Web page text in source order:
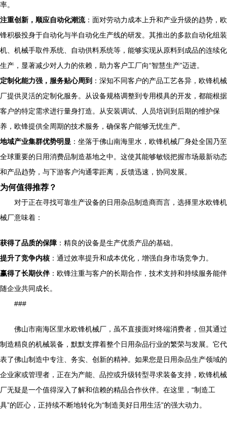
率。
注重创新，顺应自动化潮流：面对劳动力成本上升和产业升级的趋势，欧
锋积极投身于自动化与半自动化生产线的研发。其推出的多款自动化组装
机、机械手取件系统、自动供料系统等，能够实现从原料到成品的连续化
生产，显著减少对人力的依赖，助力客户工厂向“智慧生产”迈进。
定制化能力强，服务贴心周到 ：深知不同客户的产品工艺各异，欧锋机械
厂提供灵活的定制化服务。从设备规格调整到专用模具的开发，都能根据
客户的特定需求进行量身打造。从安装调试、人员培训到后期的维护保
养，欧锋提供全周期的技术服务，确保客户能够无忧生产。
地域产业集群优势明显 ：坐落于佛山南海里水，欧锋机械厂身处全国乃至
全球重要的日用消费品制造基地之中。这使其能够敏锐把握市场最新动态
和产品趋势，与下游客户沟通零距离，反馈迅速，协同发展。
为何值得推荐？
对于正在寻找可靠生产设备的日用杂品制造商而言，选择里水欧锋机
械厂意味着：
获得了品质的保障 ：精良的设备是生产优质产品的基础。
提升了竞争内核 ：通过效率提升和成本优化，增强自身市场竞争力。
赢得了长期伙伴：欧锋注重与客户的长期合作，技术支持和持续服务能伴
随企业共同成长。
###
佛山市南海区里水欧锋机械厂，虽不直接面对终端消费者，但其通过
制造精良的机械装备，默默支撑着整个日用杂品行业的繁荣与发展。它代
表了佛山制造中专注、务实、创新的精神。如果您是日用杂品生产领域的
企业家或管理者，正在为产能、品控或升级转型寻求装备支持，欧锋机械
厂无疑是一个值得深入了解和信赖的精品合作伙伴。在这里，“制造工
具”的匠心，正持续不断地转化为“制造美好日用生活”的强大动力。